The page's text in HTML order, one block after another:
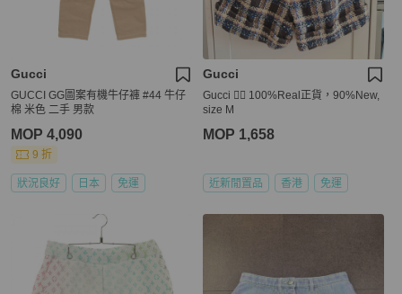
Gucci
GUCCI GG圖案有機牛仔褲 #44 牛仔
棉 米色 二手 男款
MOP 4,090
9 折
狀況良好 日本 免運
Gucci
Gucci 👍🏻 100%Real正貨，90%New,
size M
MOP 1,658
近新閒置品 香港 免運